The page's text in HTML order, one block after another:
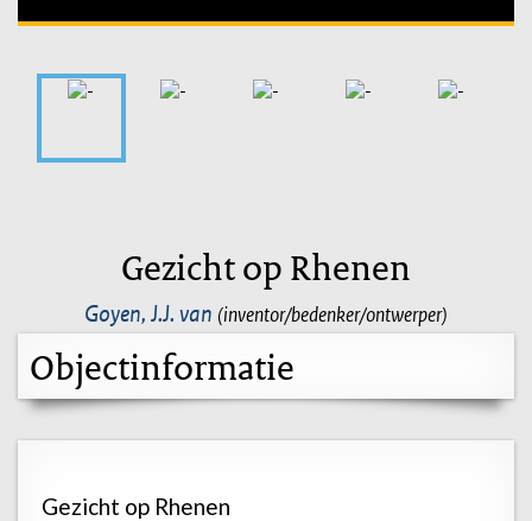
Gezicht op Rhenen
Goyen, J.J. van (inventor/bedenker/ontwerper)
Objectinformatie
Gezicht op Rhenen